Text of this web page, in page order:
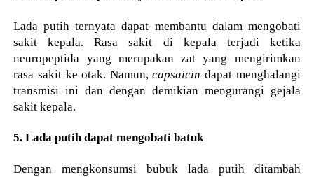
Lada putih ternyata dapat membantu dalam mengobati
sakit kepala. Rasa sakit di kepala terjadi ketika
neuropeptida yang merupakan zat yang mengirimkan
rasa sakit ke otak. Namun,capsaicin dapat menghalangi
transmisi ini dan dengan demikian mengurangi gejala
sakit kepala.
5. Lada putih dapat mengobati batuk
Dengan mengkonsumsi bubuk lada putih ditambah